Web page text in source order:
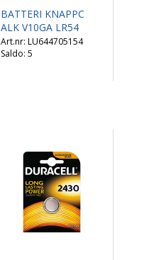
BATTERI KNAPPC
ALK V10GA LR54
LU644705154
Saldo: 5